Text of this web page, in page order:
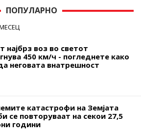
ПОПУЛАРНО
најбрз воз во светот
450 км/ч - погледнете како
неговата внатрешност
катастрофи на Земјата
се повторуваат на секои 27,5
години